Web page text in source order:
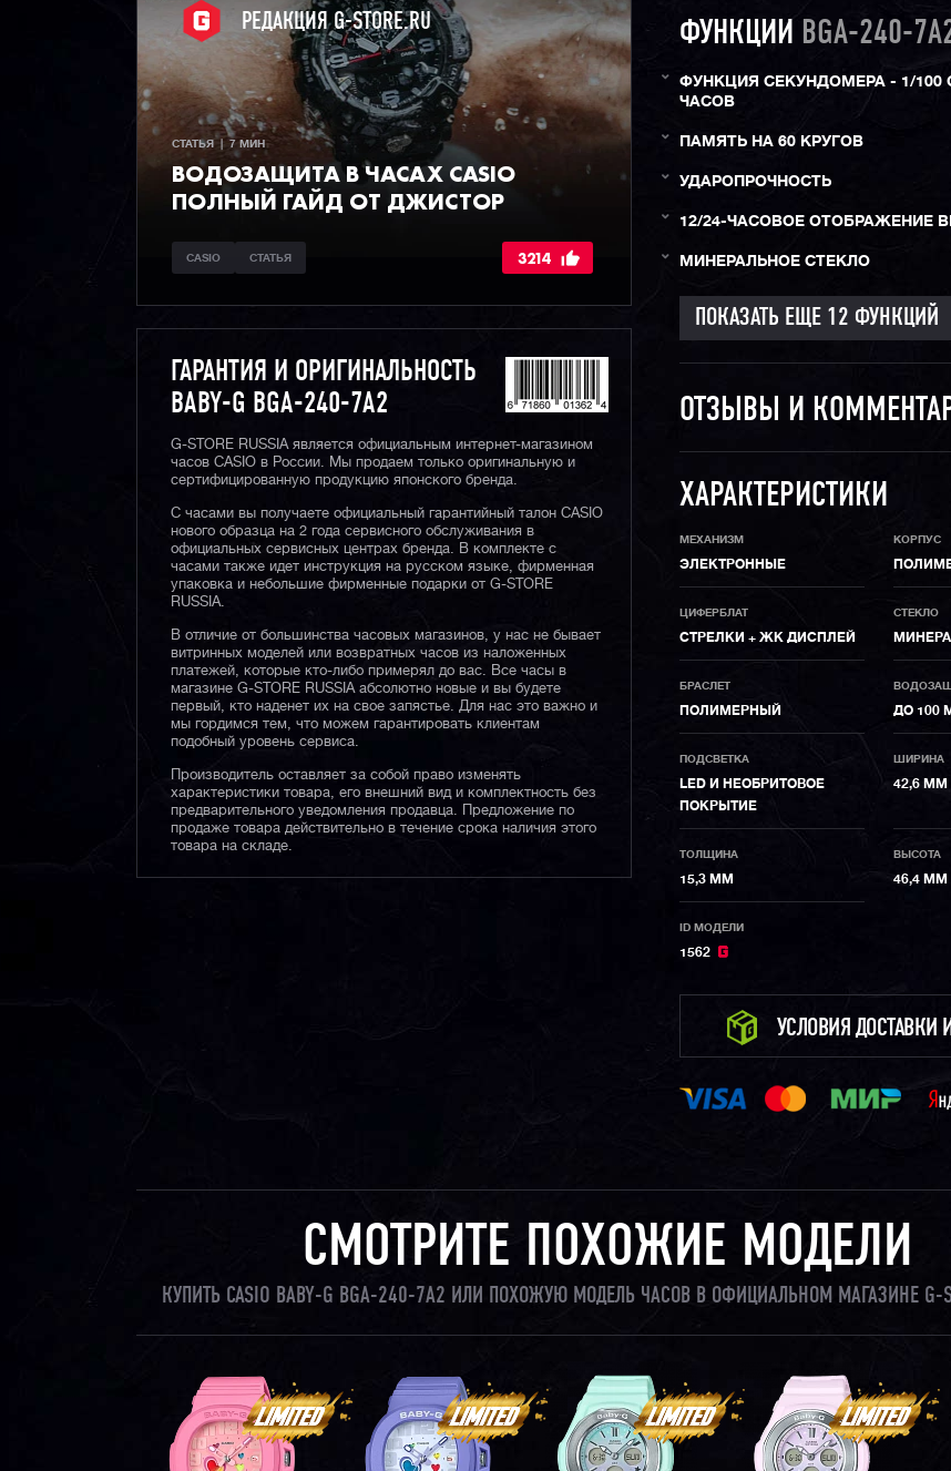
РЕДАКЦИЯ G-STORE.RU
СТАТЬЯ  |  7 МИН
ВОДОЗАЩИТА В ЧАСАХ CASIO
ПОЛНЫЙ ГАЙД ОТ ДЖИСТОР
CASIO СТАТЬЯ 3214
ГАРАНТИЯ И ОРИГИНАЛЬНОСТЬ
BABY-G BGA-240-7A2
G-STORE RUSSIA является официальным интернет-магазином
часов CASIO в России. Мы продаем только оригинальную и
сертифицированную продукцию японского бренда.
С часами вы получаете официальный гарантийный талон CASIO
нового образца на 2 года сервисного обслуживания в
официальных сервисных центрах бренда. В комплекте с
часами также идет инструкция на русском языке, фирменная
упаковка и небольшие фирменные подарки от G-STORE
RUSSIA.
В отличие от большинства часовых магазинов, у нас не бывает
витринных моделей или возвратных часов из наложенных
платежей, которые кто-либо примерял до вас. Все часы в
магазине G-STORE RUSSIA абсолютно новые и вы будете
первый, кто наденет их на свое запястье. Для нас это важно и
мы гордимся тем, что можем гарантировать клиентам
подобный уровень сервиса.
Производитель оставляет за собой право изменять
характеристики товара, его внешний вид и комплектность без
предварительного уведомления продавца. Предложение по
продаже товара действительно в течение срока наличия этого
товара на складе.
ФУНКЦИИ BGA-240-
ФУНКЦИЯ СЕКУНДОМЕРА - 1/100
ЧАСОВ
ПАМЯТЬ НА 60 КРУГОВ
УДАРОПРОЧНОСТЬ
12/24-ЧАСОВОЕ ОТОБРАЖЕНИЕ
МИНЕРАЛЬНОЕ СТЕКЛО
ОТЗЫВЫ И
ХАРАКТЕРИСТИКИ
МЕХАНИЗМ
ЭЛЕКТРОННЫЕ
КОРПУС
ЦИФЕРБЛАТ
СТРЕЛКИ + ЖК ДИСПЛЕЙ
СТЕКЛО
БРАСЛЕТ
ПОЛИМЕРНЫЙ ДО 100
ПОДСВЕТКА
LED И НЕОБРИТОВОЕ
ПОКРЫТИЕ
ШИРИНА
42,6 ММ
ТОЛЩИНА
15,3 ММ
ВЫСОТА
46,4 ММ
ID МОДЕЛИ
1562
УСЛОВИЯ ДОСТАВКИ
СМОТРИТЕ ПОХОЖИЕ МОДЕЛИ
КУПИТЬ CASIO BABY-G BGA-240-7A2 ИЛИ ПОХОЖУЮ МОДЕЛЬ ЧАСОВ В ОФИЦИАЛЬНОМ МАГАЗИНЕ G-